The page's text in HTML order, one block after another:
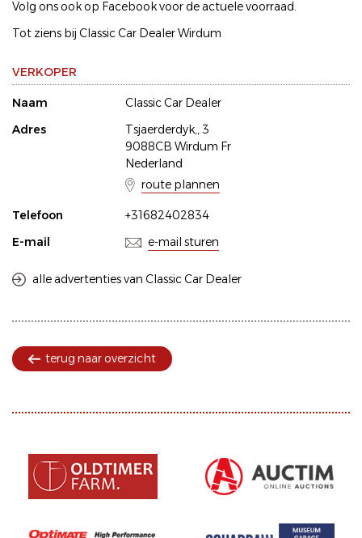
Volg ons ook op Facebook voor de actuele voorraad.
Tot ziens bij Classic Car Dealer Wirdum
VERKOPER
Naam
Classic Car Dealer
Adres
Tsjaerderdyk,, 3
9088CB Wirdum Fr
Nederland
route plannen
Telefoon
+31682402834
E-mail
e-mail sturen
alle advertenties van Classic Car Dealer
terug naar overzicht